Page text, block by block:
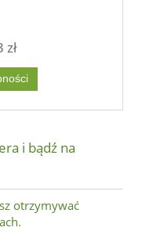
zł
i bądź na
otrzymywać